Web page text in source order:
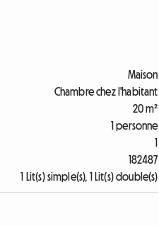
Maison
Chambre chez l'habitant
20 m²
1 personne
1
182487
1 Lit(s) simple(s), 1 Lit(s) double(s)